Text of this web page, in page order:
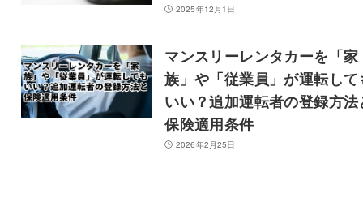
2025年12月1日
マンスリーレンタカーを「家
族」や「従業員」が運転して
いい？追加運転者の登録方法
保険適用条件
2026年2月25日